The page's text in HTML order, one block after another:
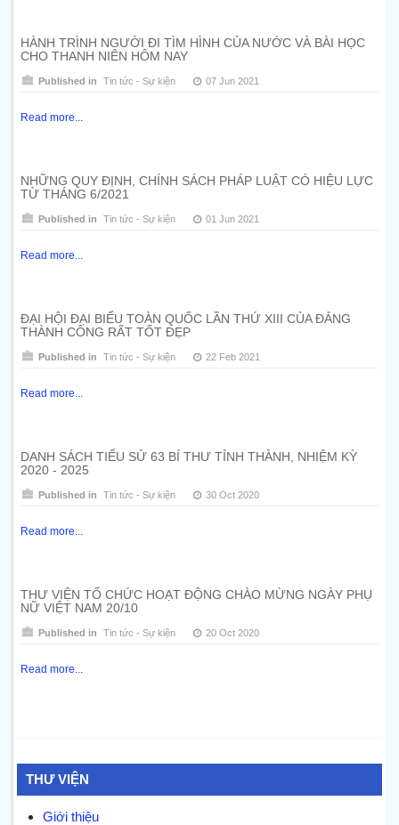
HÀNH TRÌNH NGƯỜI ĐI TÌM HÌNH CỦA NƯỚC VÀ BÀI HỌC
CHO THANH NIÊN HÔM NAY
Published in Tin tức - Sự kiện 07 Jun 2021
Read more...
NHỮNG QUY ĐỊNH, CHÍNH SÁCH PHÁP LUẬT CÓ HIỆU LỰC
TỪ THÁNG 6/2021
Published in Tin tức - Sự kiện 01 Jun 2021
Read more...
ĐẠI HỘI ĐẠI BIỂU TOÀN QUỐC LẦN THỨ XIII CỦA ĐẢNG
THÀNH CÔNG RẤT TỐT ĐẸP
Published in Tin tức - Sự kiện 22 Feb 2021
Read more...
DANH SÁCH TIỂU SỬ 63 BÍ THƯ TỈNH THÀNH, NHIỆM KỲ
2020 - 2025
Published in Tin tức - Sự kiện 30 Oct 2020
Read more...
THƯ VIỆN TỔ CHỨC HOẠT ĐỘNG CHÀO MỪNG NGÀY PHỤ
NỮ VIỆT NAM 20/10
Published in Tin tức - Sự kiện 20 Oct 2020
Read more...
THƯ VIỆN
Giới thiệu